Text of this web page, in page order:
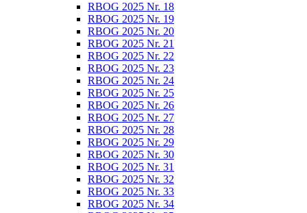
RBOG 2025 Nr. 18
RBOG 2025 Nr. 19
RBOG 2025 Nr. 20
RBOG 2025 Nr. 21
RBOG 2025 Nr. 22
RBOG 2025 Nr. 23
RBOG 2025 Nr. 24
RBOG 2025 Nr. 25
RBOG 2025 Nr. 26
RBOG 2025 Nr. 27
RBOG 2025 Nr. 28
RBOG 2025 Nr. 29
RBOG 2025 Nr. 30
RBOG 2025 Nr. 31
RBOG 2025 Nr. 32
RBOG 2025 Nr. 33
RBOG 2025 Nr. 34